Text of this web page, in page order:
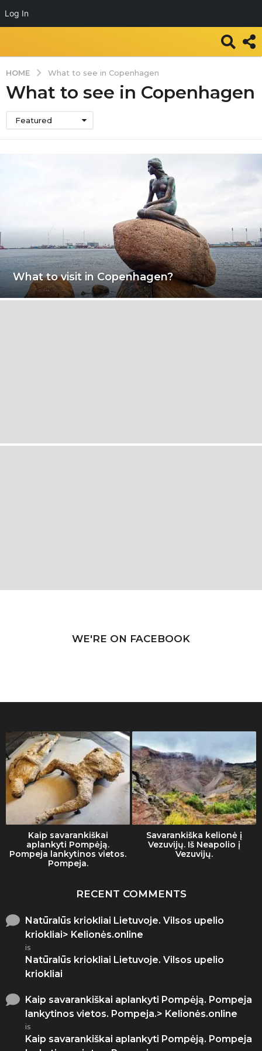
Log In
HOME What to see in Copenhagen
What to see in Copenhagen
Featured
What to visit in Copenhagen?
WE'RE ON FACEBOOK
Kaip savarankiškai
aplankyti Pompėją.
Pompeja lankytinos vietos.
Pompeja.
Savarankiška kelionė į
Vezuvijų. Iš Neapolio į
Vezuvijų.
RECENT COMMENTS
Natūralūs kriokliai Lietuvoje. Vilsos upelio
kriokliai> Kelionės.online
is
Natūralūs kriokliai Lietuvoje. Vilsos upelio
kriokliai
Kaip savarankiškai aplankyti Pompėją. Pompeja
lankytinos vietos. Pompeja.> Kelionės.online
is
Kaip savarankiškai aplankyti Pompėją. Pompeja